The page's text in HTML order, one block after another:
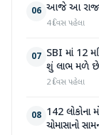
06 આજે આ
4 દિવસ પહેલા
07 SBI માં 12
શું લાભ મળે
2 દિવસ પહેલા
08 142 લોકોના
ચોમાસાનો